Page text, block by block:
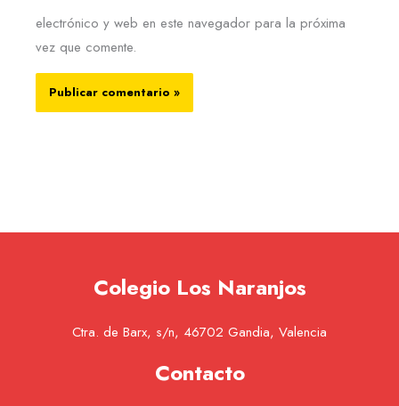
electrónico y web en este navegador para la próxima
vez que comente.
Colegio Los Naranjos
Ctra. de Barx, s/n, 46702 Gandia, Valencia
Contacto